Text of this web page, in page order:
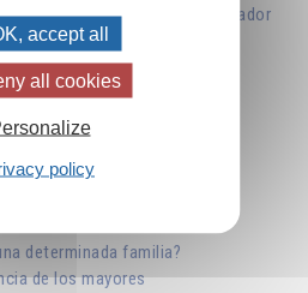
existencia: la fe en un Creador
superior
dar un sentido a la vida
que los conocimientos
como los fracasos
del alma y del espíritu
tierra interior
determinada familia?
de los mayores
accept all
all cookies
policy